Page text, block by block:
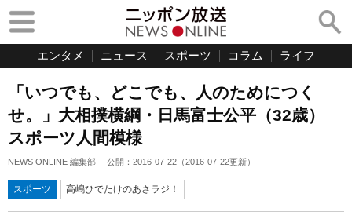
エンタメ ニュース スポーツ コラム ライフ
「いつでも、どこでも、人のためにつく
せ。」大相撲横綱・日馬富士公平（32歳）
スポーツ人間模様
NEWS ONLINE 編集部 公開： 2016-07-22 （2016-07-22更新）
スポーツ 高嶋ひでたけのあさラジ！